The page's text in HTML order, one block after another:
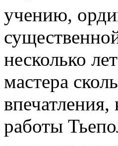
учению,
несколько
мастера
впечатления,
работы